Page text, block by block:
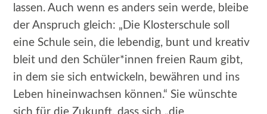
lassen. Auch wenn es anders sein werde, bleibe
der Anspruch gleich: „Die Klosterschule soll
eine Schule sein, die lebendig, bunt und kreativ
bleit und den Schüler*innen freien Raum gibt,
in dem sie sich entwickeln, bewähren und ins
Leben hineinwachsen können.“ Sie wünschte
sich für die Zukunft, dass sich „die